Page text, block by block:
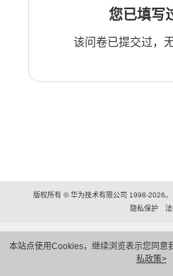
本站点使用Cookies，继续浏览表示您同意
私政策>
您已填写
该问卷已提交过，
版权所有 © 华为技术有限公司 1998-2026
隐私保护